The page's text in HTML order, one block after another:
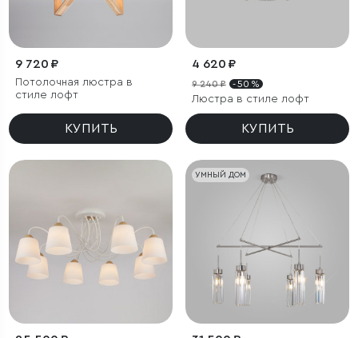
9 720 ₽
Потолочная люстра в
стиле лофт
КУПИТЬ
4 620 ₽
9 240 ₽ - 50 %
Люстра в стиле лофт
КУПИТЬ
УМНЫЙ ДОМ